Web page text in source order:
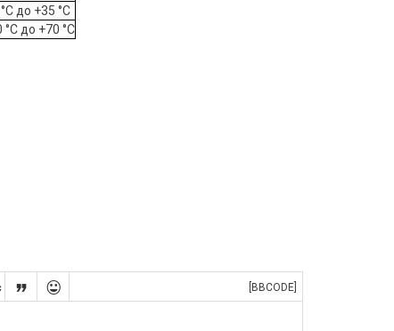
до +35 °С
°C до +70 °С
  [BBCODE]